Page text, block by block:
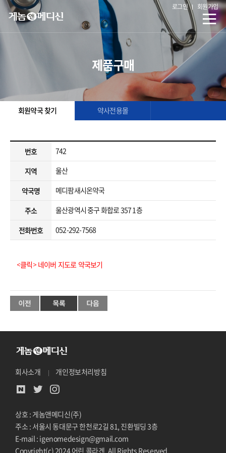
로그인 회원가입
제품구매
회원약국 찾기 약사전용몰
번호
742
지역
울산
약국명
메디팜새시온약국
주소
울산광역시 중구 화합로 357 1층
전화번호
052-292-7568
<클릭> 네이버 지도로 약국보기
회사소개 개인정보처리방침
상호 : 게놈앤메디신(주)
주소 : 서울시 동대문구 한천로2길 81, 진환빌딩 3층
E-mail : igenomedesign@gmail.com
Copyright(c) 2024 어린 콜라겐. All Rights Reserved.